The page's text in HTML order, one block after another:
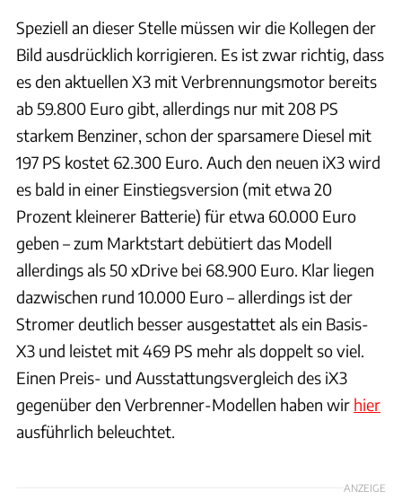
Speziell an dieser Stelle müssen wir die Kollegen der
Bild ausdrücklich korrigieren. Es ist zwar richtig, dass
es den aktuellen X3 mit Verbrennungsmotor bereits
ab 59.800 Euro gibt, allerdings nur mit 208 PS
starkem Benziner, schon der sparsamere Diesel mit
197 PS kostet 62.300 Euro. Auch den neuen iX3 wird
es bald in einer Einstiegsversion (mit etwa 20
Prozent kleinerer Batterie) für etwa 60.000 Euro
geben – zum Marktstart debütiert das Modell
allerdings als 50 xDrive bei 68.900 Euro. Klar liegen
dazwischen rund 10.000 Euro – allerdings ist der
Stromer deutlich besser ausgestattet als ein Basis-
X3 und leistet mit 469 PS mehr als doppelt so viel.
Einen Preis- und Ausstattungsvergleich des iX3
gegenüber den Verbrenner-Modellen haben wir hier
ausführlich beleuchtet.
ANZEIGE